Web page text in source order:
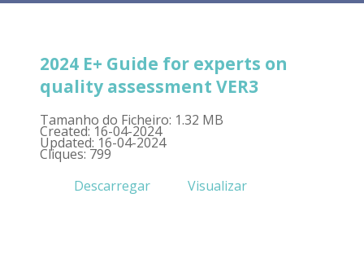
2024 E+ Guide for experts on
quality assessment VER3
Tamanho do Ficheiro: 1.32 MB
Created: 16-04-2024
Updated: 16-04-2024
Cliques: 799
Descarregar
Visualizar